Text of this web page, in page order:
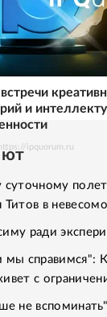
и
ipquorum.ru
суточному
Титов в
ради
мы справимся":
с
не